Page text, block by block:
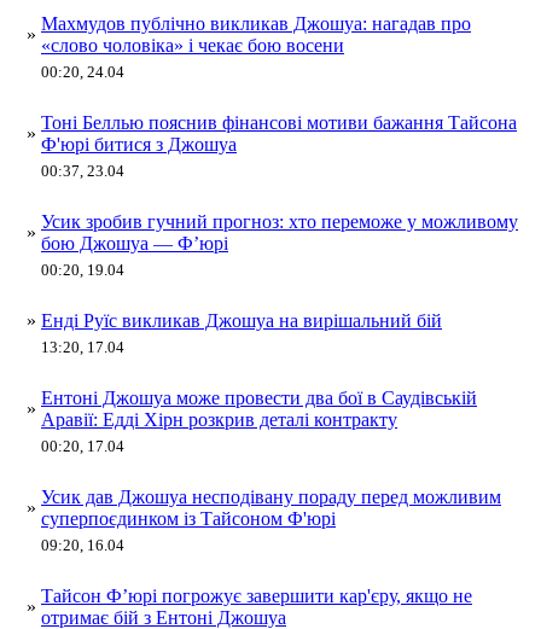
»
Махмудов публічно викликав Джошуа: нагадав про
«слово чоловіка» і чекає бою восени
00:20, 24.04
»
Тоні Беллью пояснив фінансові мотиви бажання Тайсона
Ф'юрі битися з Джошуа
00:37, 23.04
»
Усик зробив гучний прогноз: хто переможе у можливому
бою Джошуа — Ф’юрі
00:20, 19.04
» Енді Руїс викликав Джошуа на вирішальний бій
13:20, 17.04
»
Ентоні Джошуа може провести два бої в Саудівській
Аравії: Едді Хірн розкрив деталі контракту
00:20, 17.04
»
Усик дав Джошуа несподівану пораду перед можливим
суперпоєдинком із Тайсоном Ф'юрі
09:20, 16.04
»
Тайсон Ф’юрі погрожує завершити кар'єру, якщо не
отримає бій з Ентоні Джошуа